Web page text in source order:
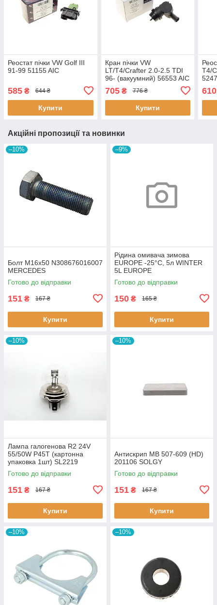
Реостат пічки VW Golf III
91-99 51155 AIC
585 ₴ 644 ₴
Купити
Кран пічки VW
LT/T4/Crafter 2.0-2.5 TDI
96- (вакуумний) 56553 AIC
705₴ 776 ₴
Купити
T4/
610
Акційні пропозиції та новинки
–10%
Болт M16x50 N308676016007
MERCEDES
Готово до відправки
151 ₴ 167 ₴
Купити
–9%
Рідина омивача зимова
EUROPE -25°C, 5л WINTER
5L EUROPE
Готово до відправки
150 ₴ 165 ₴
Купити
–10%
Лампа галогенова R2 24V
55/50W P45T (картонна
упаковка 1шт) SL2219
SHAFER
Готово до відправки
151 ₴ 167 ₴
Купити
–10%
Антискрип MB 507-609 (HD)
201106 SOLGY
Готово до відправки
151 ₴ 167 ₴
Купити
–10% –10%